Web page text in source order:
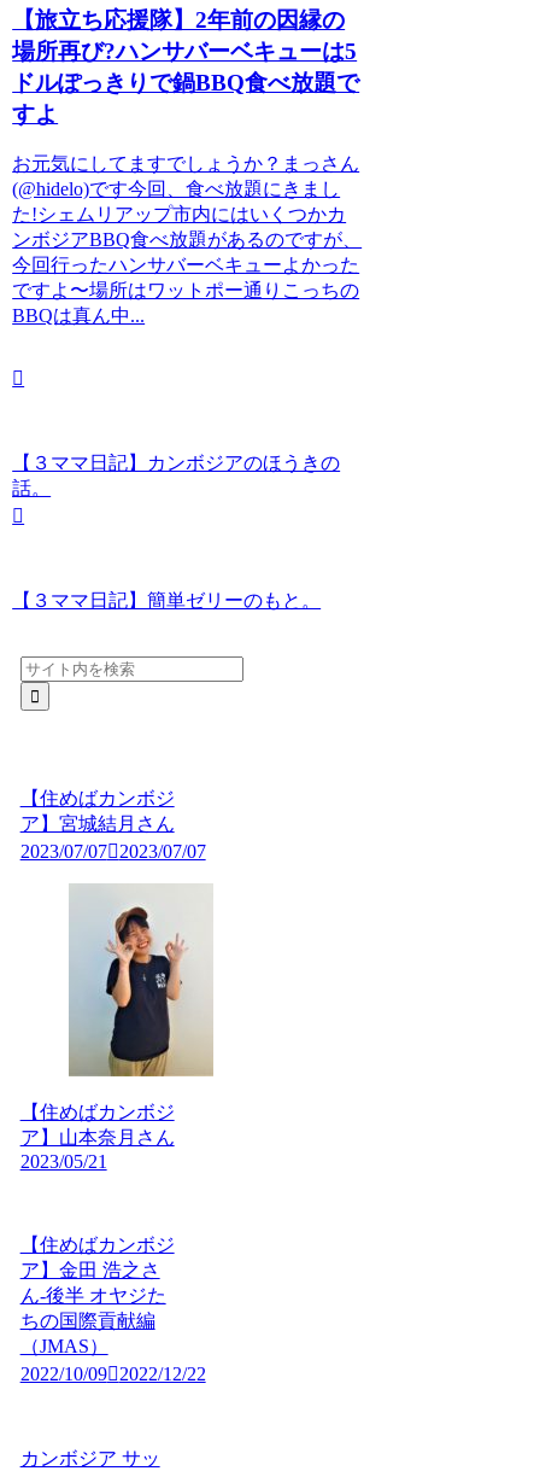
【旅立ち応援隊】2年前の因縁の
場所再び?ハンサバーベキューは5
ドルぽっきりで鍋BBQ食べ放題で
すよ
お元気にしてますでしょうか？まっさん
(@hidelo)です今回、食べ放題にきまし
た!シェムリアップ市内にはいくつかカ
ンボジアBBQ食べ放題があるのですが、
今回行ったハンサバーベキューよかった
ですよ〜場所はワットポー通りこっちの
BBQは真ん中...
【３ママ日記】カンボジアのほうきの
話。
【３ママ日記】簡単ゼリーのもと。
【住めばカンボジ
ア】宮城結月さん
2023/07/07
2023/07/07
【住めばカンボジ
ア】山本奈月さん
2023/05/21
【住めばカンボジ
ア】金田 浩之さ
ん-後半 オヤジた
ちの国際貢献編
（JMAS）
2022/10/09
2022/12/22
カンボジア サッ